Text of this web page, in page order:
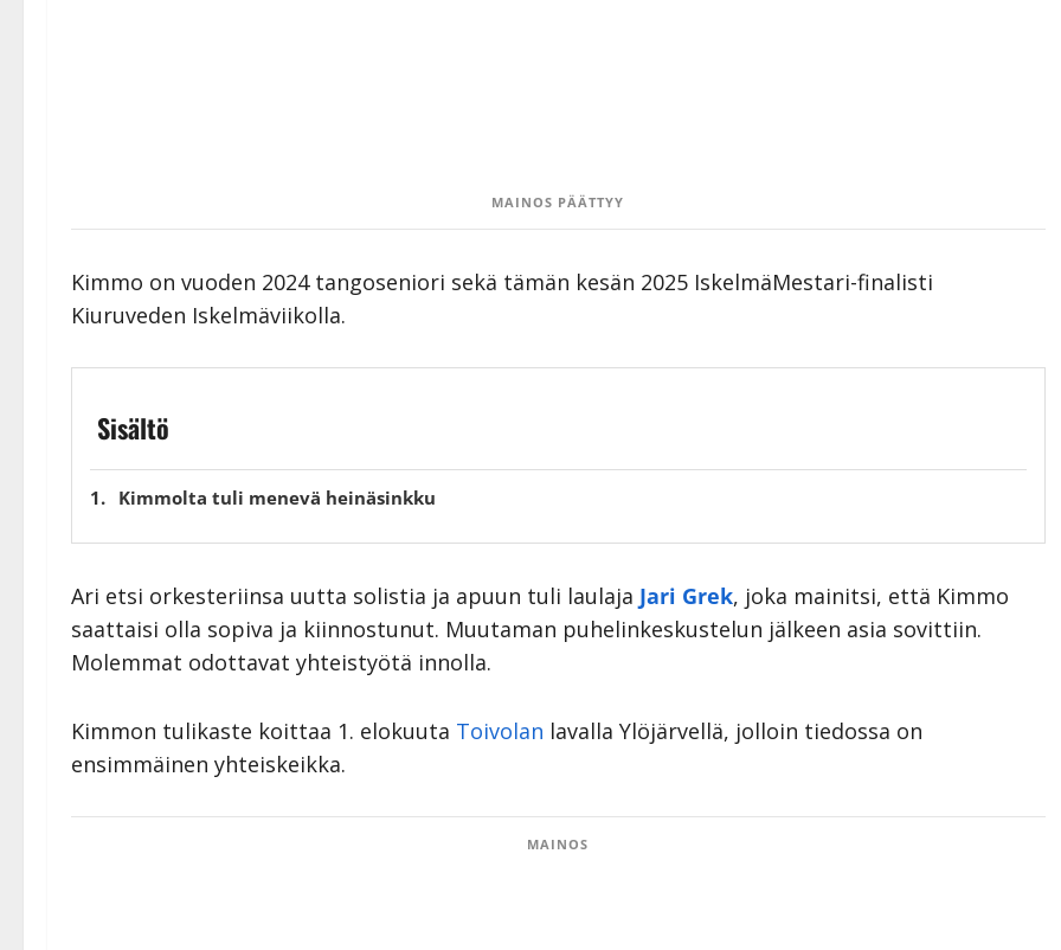
MAINOS PÄÄTTYY
Kimmo on vuoden 2024 tangoseniori sekä tämän kesän 2025 IskelmäMestari-finalisti
Kiuruveden Iskelmäviikolla.
Sisältö
Kimmolta tuli menevä heinäsinkku
Ari etsi orkesteriinsa uutta solistia ja apuun tuli laulaja Jari Grek, joka mainitsi, että Kimmo
saattaisi olla sopiva ja kiinnostunut. Muutaman puhelinkeskustelun jälkeen asia sovittiin.
Molemmat odottavat yhteistyötä innolla.
Kimmon tulikaste koittaa 1. elokuuta Toivolan lavalla Ylöjärvellä, jolloin tiedossa on
ensimmäinen yhteiskeikka.
MAINOS